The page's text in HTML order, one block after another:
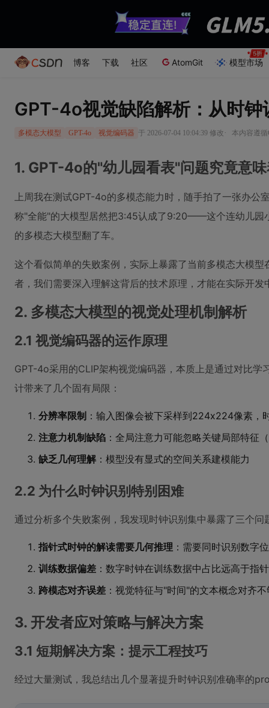
博客 下载 社区 AtomGit 模型市场
GPT-4o视觉缺陷解析：从时
多模态大模型 GPT-4o 视觉编码器 于 2026-07-04 10:04:39 修改 · 本内容遵
1. GPT-4o的"幼儿园看表"问题究竟意
上周我在测试GPT-4o的多模态能力时，随手拍了一张办公
称"全能"的大模型居然把3:45认成了9:20——这个连幼儿园
的多模态大模型翻了车。
这个看似简单的失败案例，实际上暴露了当前多模态大模
者，我们需要深入理解这背后的技术原理，才能在实际开发
2. 多模态大模型的视觉处理机制解析
2.1 视觉编码器的运作原理
GPT-4o采用的CLIP架构视觉编码器，本质上是通过对比学
计带来了几个固有局限：
分辨率限制 ：输入图像会被下采样到224x224像素，
注意力机制缺陷 ：全局注意力可能忽略关键局部特征
缺乏几何理解 ：模型没有显式的空间关系建模能力
2.2 为什么时钟识别特别困难
通过分析多个失败案例，我发现时钟识别集中暴露了三个问
指针式时钟的解读需要几何推理 ：需要同时识别数字
训练数据偏差 ：数字时钟在训练数据中占比远高于指
跨模态对齐误差 ：视觉特征与"时间"的文本概念对齐
3. 开发者应对策略与解决方案
3.1 短期解决方案：提示工程技巧
经过大量测试，我总结出几个显著提升时钟识别准确率的